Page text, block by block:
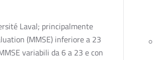
Laval; principalmente
(MMSE) inferiore a 23
variabili da 6 a 23 e con